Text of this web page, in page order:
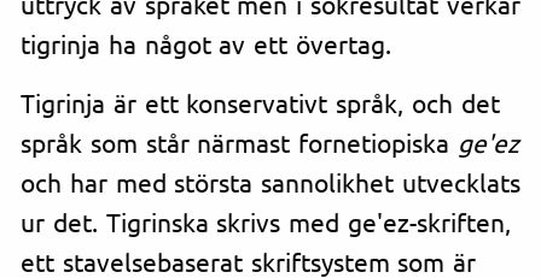
tigrinja ha något av ett övertag.
Tigrinja är ett konservativt språk, och det
språk som står närmast fornetiopiska ge'ez
och har med största sannolikhet utvecklats
ur det. Tigrinska skrivs med ge'ez-skriften,
ett stavelsebaserat skriftsystem som är